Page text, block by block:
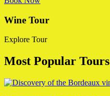
Wine Tour
Explore Tour
Most Popular Tours